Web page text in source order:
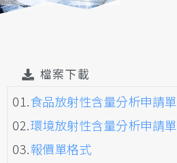
檔案下載
01.食品放射性含量分析申請單
02.環境放射性含量分析申請單
03.報價單格式